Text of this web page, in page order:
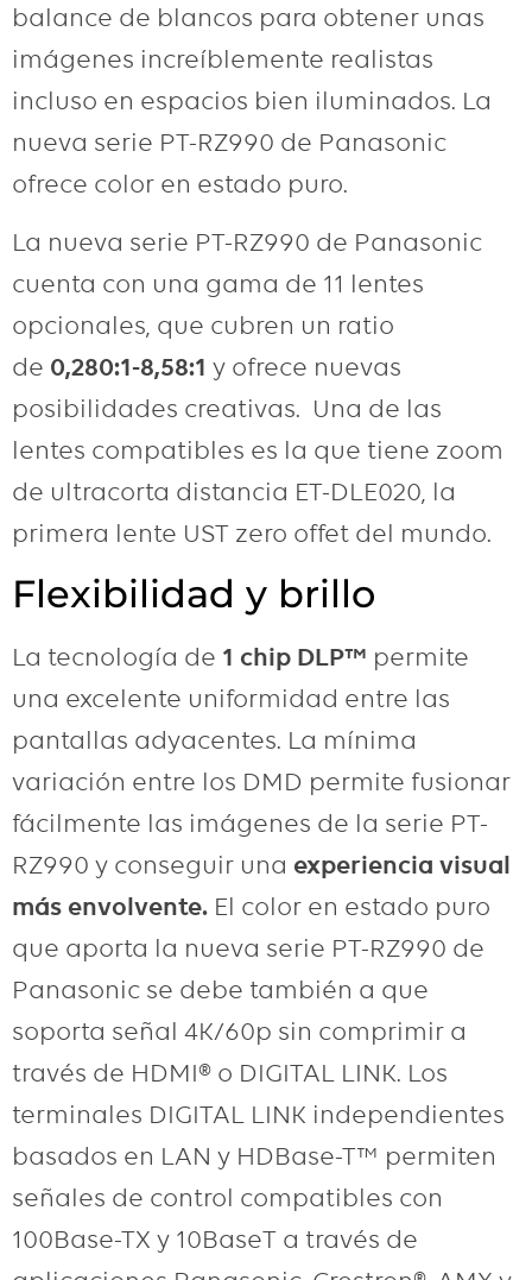
balance de blancos para obtener unas
imágenes increíblemente realistas
incluso en espacios bien iluminados. La
nueva serie PT-RZ990 de Panasonic
ofrece color en estado puro.
La nueva serie PT-RZ990 de Panasonic
cuenta con una gama de 11 lentes
opcionales, que cubren un ratio
de 0,280:1-8,58:1 y ofrece nuevas
posibilidades creativas. Una de las
lentes compatibles es la que tiene zoom
de ultracorta distancia ET-DLE020, la
primera lente UST zero offet del mundo.
Flexibilidad y brillo
La tecnología de 1 chip DLP™ permite
una excelente uniformidad entre las
pantallas adyacentes. La mínima
variación entre los DMD permite fusionar
fácilmente las imágenes de la serie PT-
RZ990 y conseguir una experiencia visual
más envolvente. El color en estado puro
que aporta la nueva serie PT-RZ990 de
Panasonic se debe también a que
soporta señal 4K/60p sin comprimir a
través de HDMI® o DIGITAL LINK. Los
terminales DIGITAL LINK independientes
basados en LAN y HDBase-T™ permiten
señales de control compatibles con
100Base-TX y 10BaseT a través de